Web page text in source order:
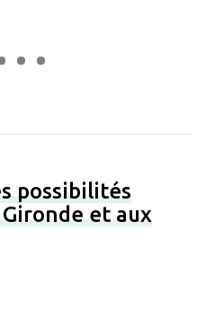
possibilités
et aux